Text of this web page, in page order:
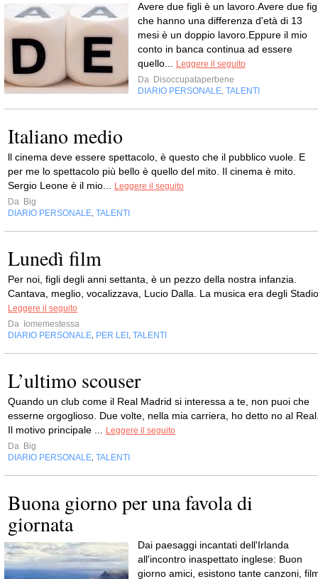
Avere due figli è un lavoro.Avere due
che hanno una differenza d'età di 13
mesi è un doppio lavoro.Eppure il mio
conto in banca continua ad essere
quello...
Leggere il seguito
Da Disoccupataperbene
DIARIO PERSONALE TALENTI
Italiano medio
ll cinema deve essere spettacolo, è questo che il pubblico vuole. E
per me lo spettacolo più bello è quello del mito. Il cinema è mito.
Sergio Leone è il mio...
Leggere il seguito
Da Big
DIARIO PERSONALE TALENTI
Lunedì film
Per noi, figli degli anni settanta, è un pezzo della nostra infanzia.
Cantava, meglio, vocalizzava, Lucio Dalla. La musica era degli
Leggere il seguito
Da
Iomemestessa
DIARIO PERSONALE PER LEI TALENTI
L’ultimo scouser
Quando un club come il Real Madrid si interessa a te, non puoi che
esserne orgoglioso. Due volte, nella mia carriera, ho detto no al
Il motivo principale ...
Leggere il seguito
Da Big
DIARIO PERSONALE TALENTI
Buona giorno per una favola di
giornata
Dai paesaggi incantati dell'Irlanda
all'incontro inaspettato inglese: Buon
giorno amici, esistono tante canzoni,